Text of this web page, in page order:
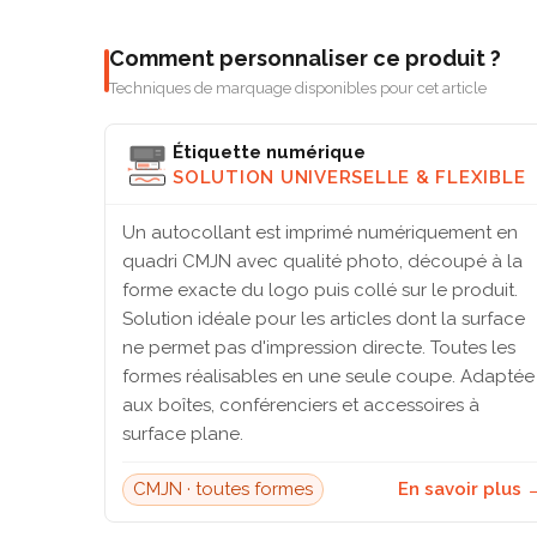
Comment personnaliser ce produit ?
Techniques de marquage disponibles pour cet article
Étiquette numérique
SOLUTION UNIVERSELLE & FLEXIBLE
Un autocollant est imprimé numériquement en
quadri CMJN avec qualité photo, découpé à la
forme exacte du logo puis collé sur le produit.
Solution idéale pour les articles dont la surface
ne permet pas d'impression directe. Toutes les
formes réalisables en une seule coupe. Adaptée
aux boîtes, conférenciers et accessoires à
surface plane.
CMJN · toutes formes En savoir plus